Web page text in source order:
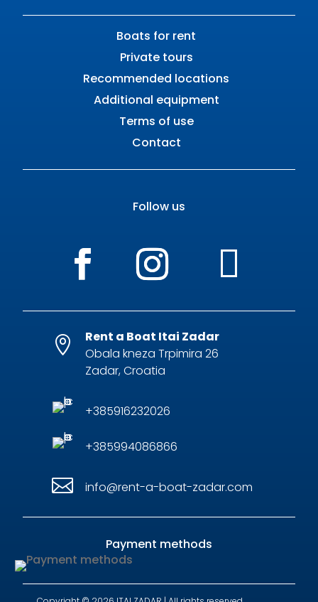
Boats for rent
Private tours
Recommended locations
Additional equipment
Terms of use
Contact
Follow us

Rent a Boat Itai Zadar
Obala kneza Trpimira 26
Zadar, Croatia
+385916232026
+385994086866
 info@rent-a-boat-zadar.com
Payment methods